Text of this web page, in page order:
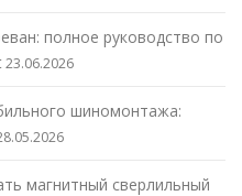
полное руководство по
23.06.2026
шиномонтажа:
магнитный сверлильный